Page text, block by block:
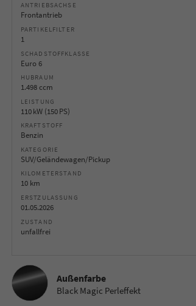
ANTRIEBSACHSE
Frontantrieb
PARTIKELFILTER
1
SCHADSTOFFKLASSE
Euro 6
HUBRAUM
1.498 ccm
LEISTUNG
110 kW (150 PS)
KRAFTSTOFF
Benzin
KATEGORIE
SUV/Geländewagen/Pickup
KILOMETERSTAND
10 km
ERSTZULASSUNG
01.05.2026
ZUSTAND
unfallfrei
Außenfarbe
Black Magic Perleffekt